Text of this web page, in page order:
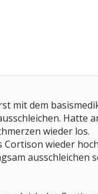
mit dem
Hatte
wieder los.
wieder
ausschleichen